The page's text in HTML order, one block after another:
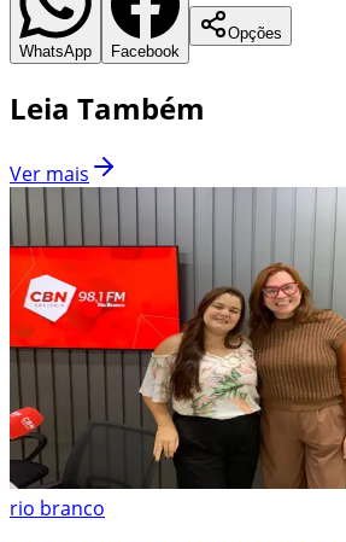
WhatsApp Facebook
Opções
Leia Também
Ver mais
rio branco